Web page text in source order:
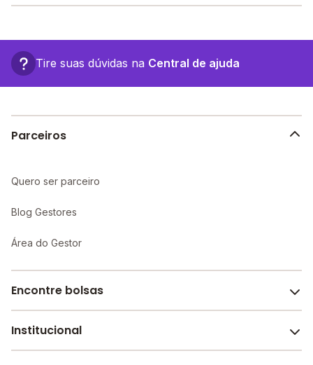
Rua José Pinto Vieira, 153 - Vila Velha - ES.
Tire suas dúvidas na Central de ajuda
Parceiros
Quero ser parceiro
Blog Gestores
Área do Gestor
Encontre bolsas
Melhores escolas de São Paulo
Institucional